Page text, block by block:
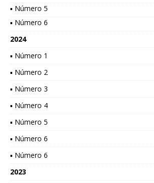
▪ Número 5
▪ Número 6
2024
▪ Número 1
▪ Número 2
▪ Número 3
▪ Número 4
▪ Número 5
▪ Número 6
▪ Número 6
2023